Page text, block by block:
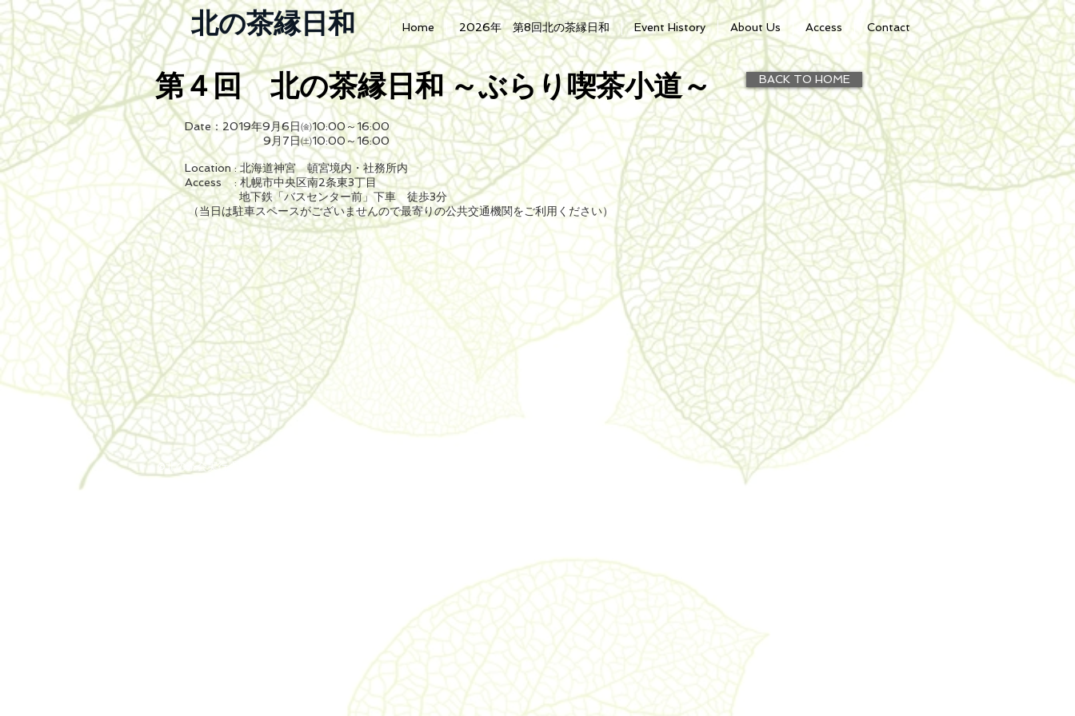
北の茶縁日和 Home 2026年 第8回北の茶縁日和 Event History About Us Access Contact
第４回 北の茶縁日和～ぶらり喫茶小道～ BACK TO HOME
Date：2019年9月6日㈮10:00～16:00
9月7日㈯10:00～16:00
Location : 北海道神宮 頓宮境内・社務所内
Access : 札幌市中央区南2条東3丁目
地下鉄「バスセンター前」下車 徒歩3分
（当日は駐車スペースがございませんので最寄りの公共交通機関をご利用ください）
​©北の茶会実行委員会